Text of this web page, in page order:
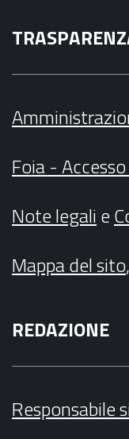
Foia -
Note legalie
Mappa del sito,
REDAZIONE
Responsabile